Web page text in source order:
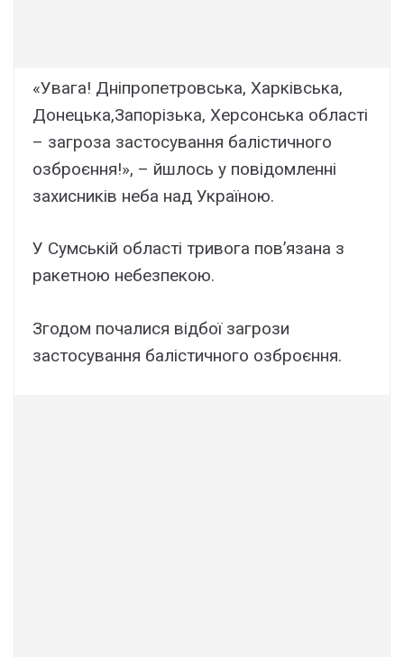
«Увага! Дніпропетровська, Харківська,
Донецька,Запорізька, Херсонська області
– загроза застосування балістичного
озброєння!», – йшлось у повідомленні
захисників неба над Україною.
У Сумській області тривога пов’язана з
ракетною небезпекою.
Згодом почалися відбої загрози
застосування балістичного озброєння.